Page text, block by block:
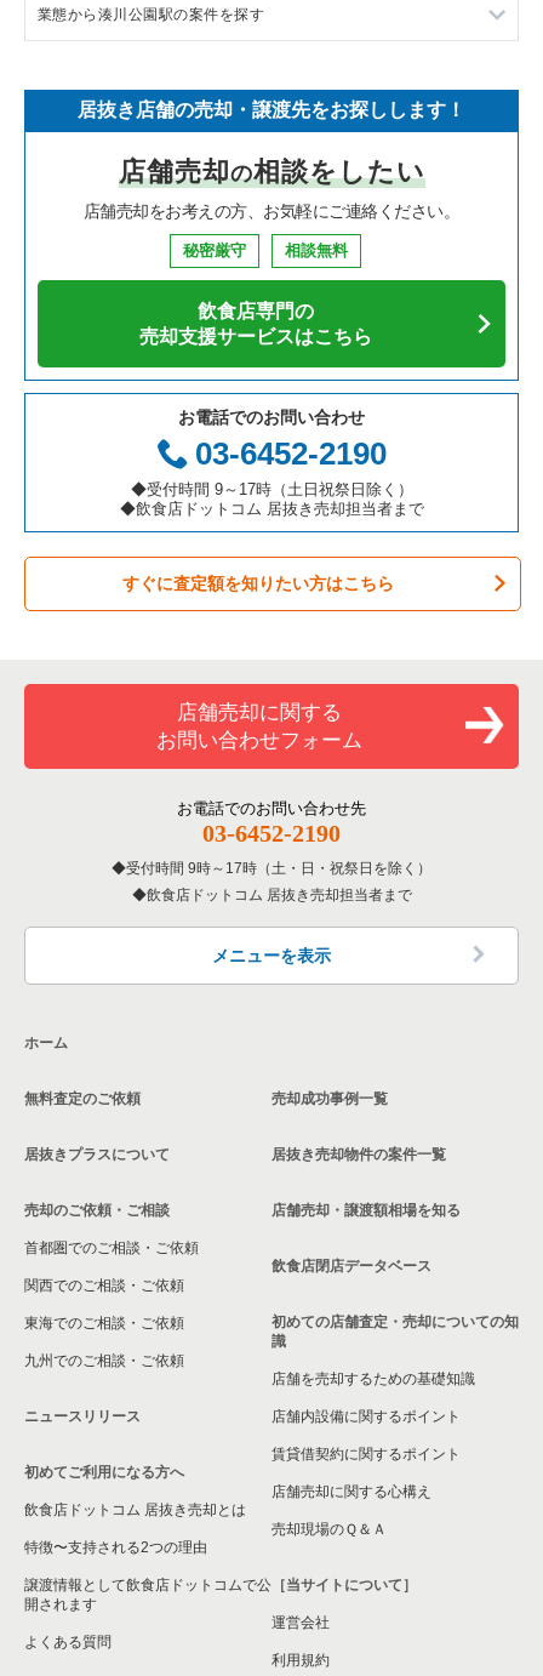
中華の居抜き売却物件の案件一覧
寿司の居抜き売却物件の案件一覧
焼肉の居抜き売却物件の案件一覧
鉄板焼き・お好み焼の居抜き売却物件の案件一覧
カフェの居抜き売却物件の案件一覧
テイクアウトの居抜き売却物件の案件一覧
お弁当・惣菜・デリの居抜き売却物件の案件一覧
カラオケ・パブ・スナックの居抜き売却物件の案件一覧
バーの居抜き売却物件の案件一覧
居酒屋・ダイニングバーの居抜き売却物件の案件一覧
洋食の居抜き売却物件の案件一覧
その他の居抜き売却物件の案件一覧
千葉県の飲食店の居抜き売却物件の案件一覧
神奈川県の飲食店の居抜き売却物件の案件一覧
大阪府の飲食店の居抜き売却物件の案件一覧
兵庫県の飲食店の居抜き売却物件の案件一覧
愛知県の飲食店の居抜き売却物件の案件一覧
岐阜県の飲食店の居抜き売却物件の案件一覧
三重県の飲食店の居抜き売却物件の案件一覧
西宮市の飲食店の居抜き売却物件の案件一覧
川西市の飲食店の居抜き売却物件の案件一覧
芦屋市の飲食店の居抜き売却物件の案件一覧
神戸市中央区の飲食店の居抜き売却物件の案件一覧
伊丹市の飲食店の居抜き売却物件の案件一覧
神戸市兵庫区の飲食店の居抜き売却物件の案件一覧
神戸市東灘区の飲食店の居抜き売却物件の案件一覧
明石市の飲食店の居抜き売却物件の案件一覧
神戸市長田区の飲食店の居抜き売却物件の案件一覧
神戸市垂水区の飲食店の居抜き売却物件の案件一覧
神戸市北区の飲食店の居抜き売却物件の案件一覧
神戸市西区の飲食店の居抜き売却物件の案件一覧
兵庫県のラーメンの居抜き売却物件の案件一覧
兵庫県のイタリア料理の居抜き売却物件の案件一覧
兵庫県の中華の居抜き売却物件の案件一覧
兵庫県のそば・うどんの居抜き売却物件の案件一覧
兵庫県の焼肉の居抜き売却物件の案件一覧
兵庫県の鉄板焼き・お好み焼の居抜き売却物件の案件一覧
兵庫県のアジア料理の居抜き売却物件の案件一覧
兵庫県のカフェの居抜き売却物件の案件一覧
兵庫県のテイクアウトの居抜き売却物件の案件一覧
兵庫県のお弁当・惣菜・デリの居抜き売却物件の案件一覧
兵庫県のバーの居抜き売却物件の案件一覧
兵庫県の居酒屋・ダイニングバーの居抜き売却物件の案件一覧
兵庫県の専門料理の居抜き売却物件の案件一覧
兵庫県の和食の居抜き売却物件の案件一覧
兵庫県の洋食の居抜き売却物件の案件一覧
業態から湊川公園駅の案件を探す
湊川公園駅のアジア料理の居抜き売却物件の案件一覧
湊川公園駅のカフェの居抜き売却物件の案件一覧
湊川公園駅の居酒屋・ダイニングバーの居抜き売却物件の案件
湊川公園駅のその他の居抜き売却物件の案件一覧
居抜き店舗の売却・譲渡先をお探しします！
店舗売却の相談をしたい
店舗売却をお考えの方、お気軽にご連絡ください。
秘密厳守 相談無料
飲食店専門の
売却支援サービスはこちら
お電話でのお問い合わせ
03-6452-2190
◆受付時間 9～17時（土日祝祭日除く）
◆飲食店ドットコム 居抜き売却担当者まで
すぐに査定額を知りたい方はこちら
店舗売却に関する
お問い合わせフォーム
お電話でのお問い合わせ先
03-6452-2190
受付時間 9時～17時（土・日・祝祭日を除く）
飲食店ドットコム 居抜き売却担当者まで
メニューを表示
ホーム
無料査定のご依頼
居抜きプラスについて
売却のご依頼・ご相談
首都圏でのご相談・ご依頼
関西でのご相談・ご依頼
東海でのご相談・ご依頼
九州でのご相談・ご依頼
ニュースリリース
初めてご利用になる方へ
飲食店ドットコム 居抜き売却とは
特徴〜支持される2つの理由
譲渡情報として飲食店ドットコムで公
開されます
よくある質問
売却成功事例一覧
居抜き売却物件の案件一覧
店舗売却・譲渡額相場を知る
飲食店閉店データベース
初めての店舗査定・売却についての知
識
店舗を売却するための基礎知識
店舗内設備に関するポイント
賃貸借契約に関するポイント
店舗売却に関する心構え
売却現場のＱ＆Ａ
［当サイトについて］
運営会社
利用規約